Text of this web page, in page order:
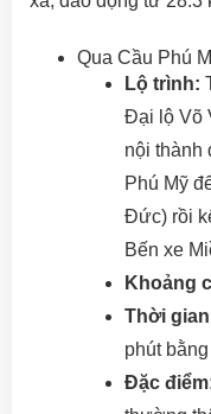
Qua Cầu Phú
Lộ trình:
Đại lộ Võ
nội thành
Phú Mỹ
Đức) rồi
Bến xe
Khoảng
Thời
phút bằng
Đặc